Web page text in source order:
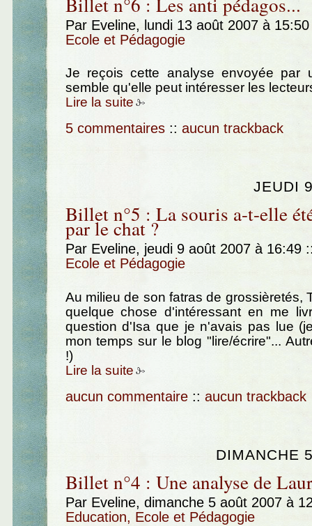
Par Eveline, lundi 13 août 2007 à
Ecole et Pédagogie
Je reçois cette analyse envoyée par
semble qu'elle peut intéresser les
Lire la suite
5 commentaires :: aucun trackback
JEUDI
Billet n°5 : La souris a-t-elle
par le chat ?
Par Eveline, jeudi 9 août 2007 à 16:49
Ecole et Pédagogie
Au milieu de son fatras de grossièretés,
quelque chose d'intéressant en me
question d'Isa que je n'avais pas lue
mon temps sur le blog "lire/écrire"...
!)
Lire la suite
aucun commentaire :: aucun trackback
DIMANCHE
Billet n°4 : Une analyse de
Par Eveline, dimanche 5 août 2007 à
Education, Ecole et Pédagogie